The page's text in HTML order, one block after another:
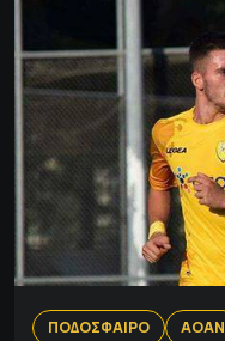
ΠΟΔΟΣΦΑΙΡΟ ΑΟΑΝ